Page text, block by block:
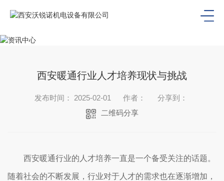
西安暖通行业人才培养现状与挑战
发布时间： 2025-02-01 作者：
分享到：
二维码分享
西安暖通行业的人才培养一直是一个备受关注的话题。
随着社会的不断发展，行业对于人才的需求也在逐渐增加，